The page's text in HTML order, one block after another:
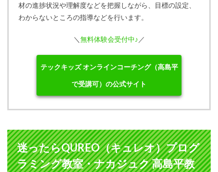
材の進捗状況や理解度などを把握しながら、目標の設定、
わからないところの指導などを行います。
＼ 無料体験会受付中♪ ／
テックキッズ オンラインコーチング（高島平
で受講可）の公式サイト
迷ったらQUREO（キュレオ）プログ
ラミング教室・ナカジュク 高島平教